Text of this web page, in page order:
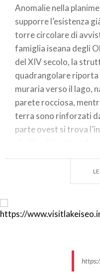
Anomalie nella
supporre l’esistenza
torre circolare di
famiglia iseana degli
del XIV secolo, la
quadrangolare riporta
muraria verso il lago,
parete rocciosa,
terra sono rinforzati
parte ovest si trova
della porta) con ponte
All’interno, in
trova un corpo di
che consentivano il
attraverso un